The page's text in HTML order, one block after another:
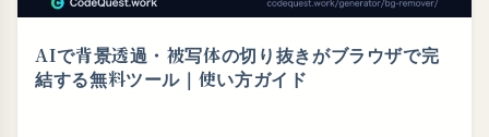
AIで背景透過・⁠被写体の切り抜きがブラウザで完
結する無料ツール｜使い方ガイド